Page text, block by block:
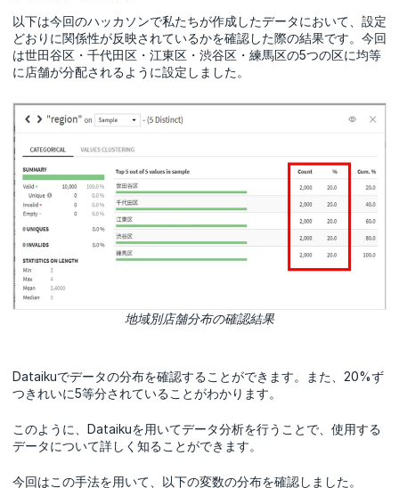
以下は今回のハッカソンで私たちが作成したデータにおいて、設定
どおりに関係性が反映されているかを確認した際の結果です。今回
は世田谷区・千代田区・江東区・渋谷区・練馬区の5つの区に均等
に店舗が分配されるように設定しました。
地域別店舗分布の確認結果
Dataikuでデータの分布を確認することができます。また、20%ず
つきれいに5等分されていることがわかります。
このように、Dataikuを用いてデータ分析を行うことで、使用する
データについて詳しく知ることができます。
今回はこの手法を用いて、以下の変数の分布を確認しました。